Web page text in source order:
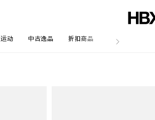
运动 中古逸品 折扣商品 文章